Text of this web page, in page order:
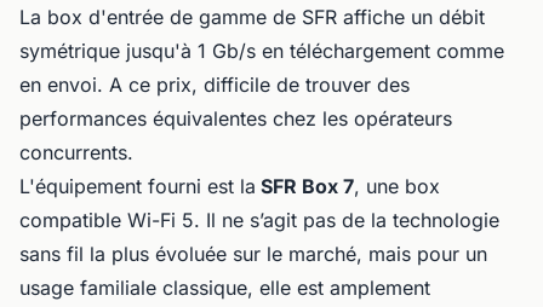
La box d'entrée de gamme de SFR affiche un débit
symétrique jusqu'à 1 Gb/s en téléchargement comme
en envoi. A ce prix, difficile de trouver des
performances équivalentes chez les opérateurs
concurrents.
L'équipement fourni est la SFR Box 7, une box
compatible Wi-Fi 5. Il ne s’agit pas de la technologie
sans fil la plus évoluée sur le marché, mais pour un
usage familiale classique, elle est amplement